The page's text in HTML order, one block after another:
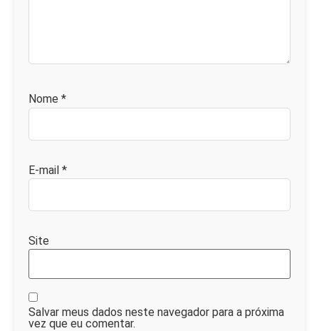
Nome *
E-mail *
Site
Salvar meus dados neste navegador para a próxima
vez que eu comentar.